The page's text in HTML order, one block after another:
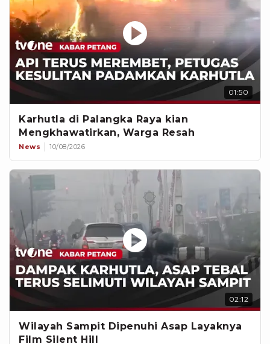
01:50
Karhutla di Palangka Raya kian
Mengkhawatirkan, Warga Resah
News 10/08/2026
02:12
Wilayah Sampit Dipenuhi Asap Layaknya
Film Silent Hill